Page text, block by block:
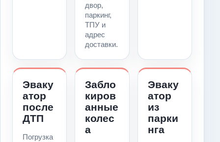
двор,
паркинг,
ТПУ и
адрес
доставки.
Эваку
атор
после
ДТП
Погрузка
Забло
киров
анные
колес
а
Эваку
атор
из
парки
нга